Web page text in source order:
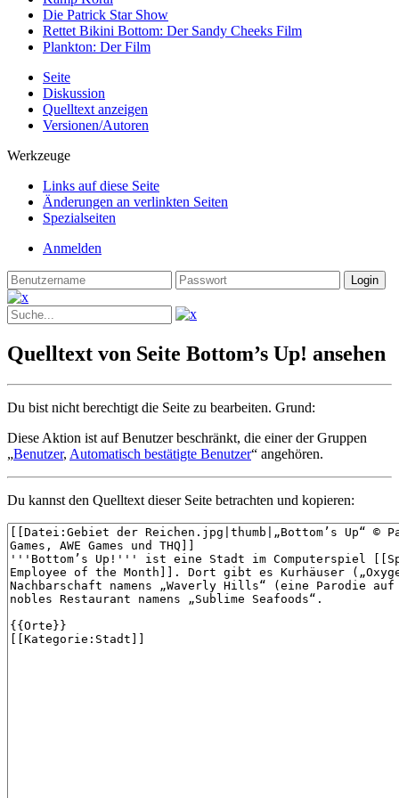
Die Patrick Star Show
Rettet Bikini Bottom: Der Sandy Cheeks Film
Plankton: Der Film
Seite
Diskussion
Quelltext anzeigen
Versionen/Autoren
Werkzeuge
Links auf diese Seite
Änderungen an verlinkten Seiten
Spezialseiten
Anmelden
Quelltext von Seite Bottom’s Up! ansehen
Du bist nicht berechtigt die Seite zu bearbeiten. Grund:
Diese Aktion ist auf Benutzer beschränkt, die einer der Gruppen
„Benutzer, Automatisch bestätigte Benutzer“ angehören.
Du kannst den Quelltext dieser Seite betrachten und kopieren: